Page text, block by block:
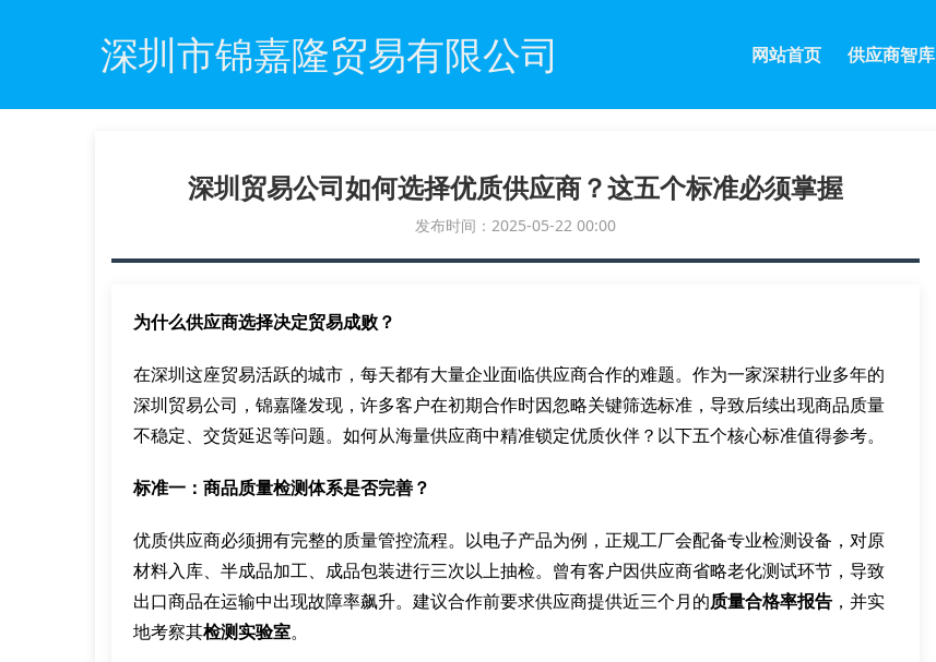
深圳市锦嘉隆贸易有限公司 网站首页 供应商智库
深圳贸易公司如何选择优质供应商？这五个标准必须掌握
发布时间：2025-05-22 00:00
为什么供应商选择决定贸易成败？
在深圳这座贸易活跃的城市，每天都有大量企业面临供应商合作的难题。作为一家深耕行业多年的
深圳贸易公司，锦嘉隆发现，许多客户在初期合作时因忽略关键筛选标准，导致后续出现商品质量
不稳定、交货延迟等问题。如何从海量供应商中精准锁定优质伙伴？以下五个核心标准值得参考。
标准一：商品质量检测体系是否完善？
优质供应商必须拥有完整的质量管控流程。以电子产品为例，正规工厂会配备专业检测设备，对原
材料入库、半成品加工、成品包装进行三次以上抽检。曾有客户因供应商省略老化测试环节，导致
出口商品在运输中出现故障率飙升。建议合作前要求供应商提供近三个月的质量合格率报告 ，并实
地考察其检测实验室。